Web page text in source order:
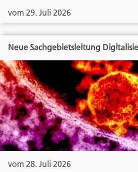
vom 29. Juli 2026
Neue Sachgebietsleitung
vom 28. Juli 2026